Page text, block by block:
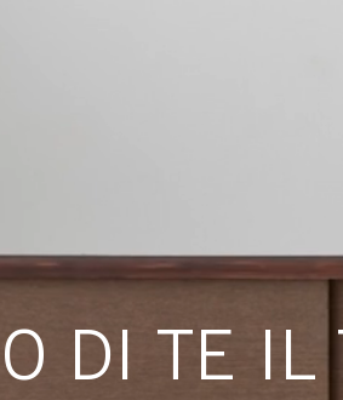
DI TE IL